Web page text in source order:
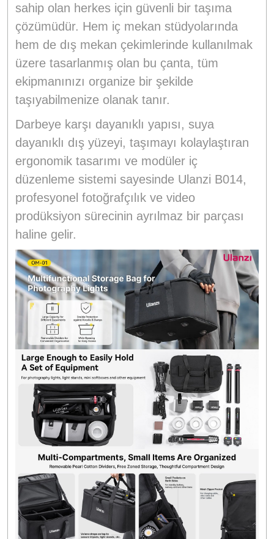
sahip olan herkes için güvenli bir taşıma
çözümüdür. Hem iç mekan stüdyolarında
hem de dış mekan çekimlerinde kullanılmak
üzere tasarlanmış olan bu çanta, tüm
ekipmanınızı organize bir şekilde
taşıyabilmenize olanak tanır.
Darbeye karşı dayanıklı yapısı, suya
dayanıklı dış yüzeyi, taşımayı kolaylaştıran
ergonomik tasarımı ve modüler iç
düzenleme sistemi sayesinde Ulanzi B014,
profesyonel fotoğrafçılık ve video
prodüksiyon sürecinin ayrılmaz bir parçası
haline gelir.